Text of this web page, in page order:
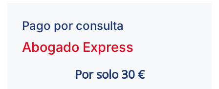
Pago por consulta
Abogado Express
Por solo 30 €